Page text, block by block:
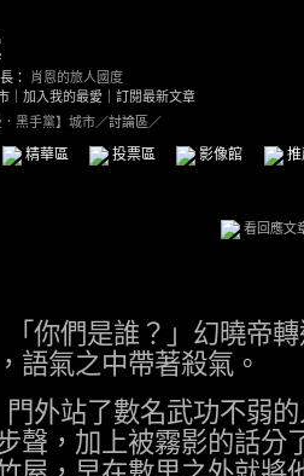
：
肖恩的旅人國度
加入我的最愛
訂閱最新文章
．黑手黨】城市／討論區／
精華區 投票區 影像館
看回應文
「你們是誰？」幻曉帝
語氣之中帶著殺氣。
門外站了數名武功不弱
聲，加上被霧影的話分